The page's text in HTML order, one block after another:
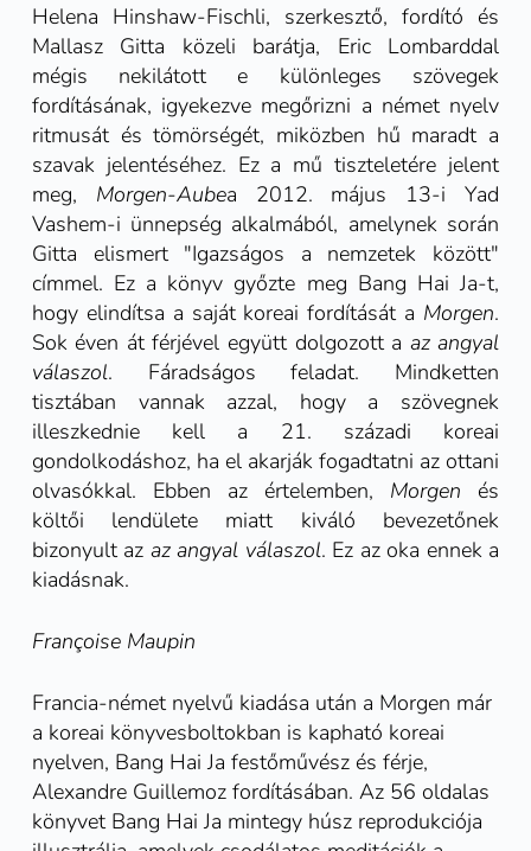
Helena Hinshaw-Fischli, szerkesztő, fordító és
Mallasz Gitta közeli barátja, Eric Lombarddal
mégis nekilátott e különleges szövegek
fordításának, igyekezve megőrizni a német nyelv
ritmusát és tömörségét, miközben hű maradt a
szavak jelentéséhez. Ez a mű tiszteletére jelent
meg, Morgen-Aubea 2012. május 13-i Yad
Vashem-i ünnepség alkalmából, amelynek során
Gitta elismert "Igazságos a nemzetek között"
címmel. Ez a könyv győzte meg Bang Hai Ja-t,
hogy elindítsa a saját koreai fordítását a Morgen.
Sok éven át férjével együtt dolgozott a az angyal
válaszol. Fáradságos feladat. Mindketten
tisztában vannak azzal, hogy a szövegnek
illeszkednie kell a 21. századi koreai
gondolkodáshoz, ha el akarják fogadtatni az ottani
olvasókkal. Ebben az értelemben, Morgen és
költői lendülete miatt kiváló bevezetőnek
bizonyult az az angyal válaszol. Ez az oka ennek a
kiadásnak.
Françoise Maupin
Francia-német nyelvű kiadása után a Morgen már
a koreai könyvesboltokban is kapható koreai
nyelven, Bang Hai Ja festőművész és férje,
Alexandre Guillemoz fordításában. Az 56 oldalas
könyvet Bang Hai Ja mintegy húsz reprodukciója